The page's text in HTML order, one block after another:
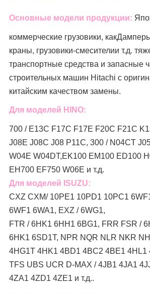
Основные модели продукции:
коммерческие грузовики, как
краны, грузовики-смесителии т.д.
транспортные средства и запасные
строительных машин Hitachi с
китайским качеством замены.
Для моделей HINO:
700 / E13C F17C F17E F20C F21C
J08E J08C J08 P11C, 300 / N04CT
W04E W04DT,EK100 EM100 ED100
EH700 EF750 W06E и т.д.
Для моделей ISUZU:
CXZ CXM/ 10PE1 10PD1 10PC1
6WF1 6WA1, EXZ / 6WG1,
FTR / 6HK1 6HH1 6BG1, FRR FSR /
6HK1 6SD1T, NPR NQR NLR NKR
4HG1T 4HK1 4BD1 4BC2 4BE1 4HL1
TFS UBS UCR D-MAX / 4JB1 4JA1
4ZA1 4ZD1 4ZE1 и т.д..